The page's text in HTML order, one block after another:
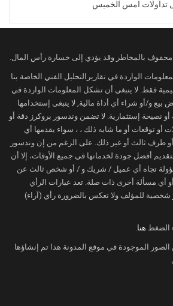
تؤدي التعريفات المرتفعة
والطلب على الوقود.
توقعاته لأسعار النفط
بنكغولدمان ساكس
خام برنت وغرب تكساس
الوسيط خلال الربع الرابع من عام 2026 بنحو 6
دولارات، لتصل إلى 60 دولارًا و56 دولارًا على
إلى انخفاض مخزونات دول
والتنمية.
أن يبلغ متوسط سعر خام برنت
بتوقعات سابقة عند 56 دولارًا، بينما يُتوقع أن
يبلغ متوسط خام غرب تكساس 60 دولارًا
تداولات امس الخميس
محفوف بالمخاطر وقد يؤدي إلى خسارة رأس المال.
الواردة في تقاريرالتحليل الفني الخاصة بنا
فقط. لا ينبغي أن تشكل المعلومات الواردة في
و/أو شراء أي أداة مالية, لا ينبغى إستخدامها
أو نصيحة إستثمارية. لا تضمن وندسور بروكرز دقة أو
أو توقعات أو ما شابه ذلك ، ، سواء يقدمها أي
طرف ثالث أو غير ذلك. على الرغم من إن وندسور
أفضل جودة لخدماتها في جميع الأوقات، إلا أن
تجاه أي عميل / شريك و / أو شخص ثالث عن
أي مسألة أخرى ذات صلة. تعد عبارات الرأي
شخصية للمؤلف ولا تعكس بالضرورة رأي (آراء)
الضغط هنا
الموجودة في موقع المدونة هذا تم إنشاؤها